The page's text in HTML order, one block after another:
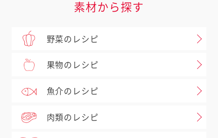
素材から探す
野菜のレシピ
果物のレシピ
魚介のレシピ
肉類のレシピ